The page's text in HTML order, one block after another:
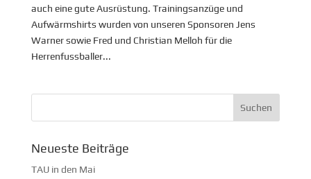
auch eine gute Ausrüstung. Trainingsanzüge und
Aufwärmshirts wurden von unseren Sponsoren Jens
Warner sowie Fred und Christian Melloh für die
Herrenfussballer...
Neueste Beiträge
TAU in den Mai